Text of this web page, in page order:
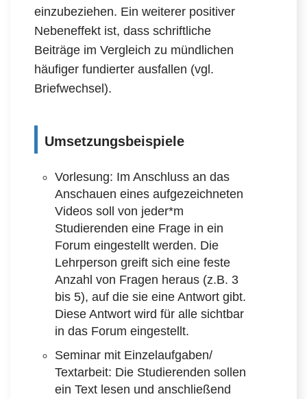
einzubeziehen. Ein weiterer positiver
Nebeneffekt ist, dass schriftliche
Beiträge im Vergleich zu mündlichen
häufiger fundierter ausfallen (vgl.
Briefwechsel).
Umsetzungsbeispiele
Vorlesung: Im Anschluss an das
Anschauen eines aufgezeichneten
Videos soll von jeder*m
Studierenden eine Frage in ein
Forum eingestellt werden. Die
Lehrperson greift sich eine feste
Anzahl von Fragen heraus (z.B. 3
bis 5), auf die sie eine Antwort gibt.
Diese Antwort wird für alle sichtbar
in das Forum eingestellt.
Seminar mit Einzelaufgaben/
Textarbeit: Die Studierenden sollen
ein Text lesen und anschließend